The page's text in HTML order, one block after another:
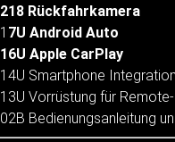
218 Rückfahrkamera
1 7U Android Auto
16U Apple CarPlay
14U Smartphone Integration
13U Vorrüstung für
02B Bedienungsanleitung